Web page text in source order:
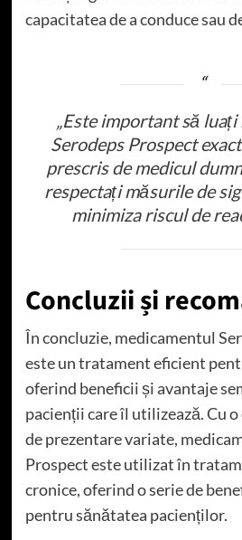
capacitatea de a conduce sau
„Este important să
Serodeps Prospect
prescris de medicul
respectați măsurile de
minimiza riscul de
Concluzii și
În concluzie, medicamentul
este un tratament eficient
oferind beneficii și avantaje
pacienții care îl utilizează. Cu
de prezentare variate,
Prospect este utilizat în
cronice, oferind o serie de
pentru sănătatea pacienților.